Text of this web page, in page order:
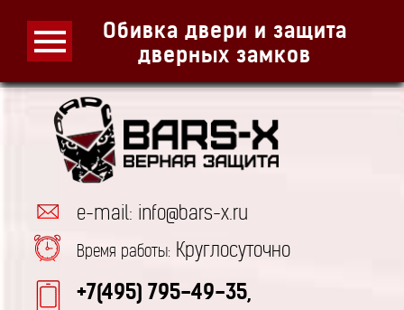
Обивка двери и защита
дверных замков
e-mail: info@bars-x.ru
Время работы: Круглосуточно
+7(495) 795-49-35,